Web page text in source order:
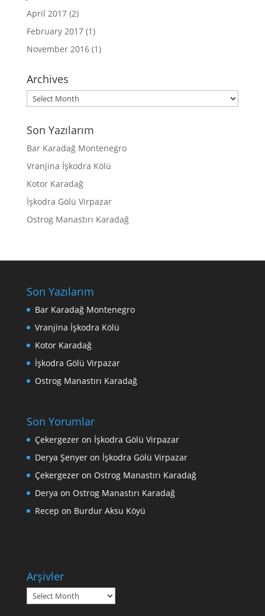
April 2017(2)
February 2017(1)
November 2016(1)
Archives
Archives
Son Yazılarım
Bar Karadağ Montenegro
Vranjina İşkodra Kölü
Kotor Karadağ
İşkodra Gölü Virpazar
Ostrog Manastırı Karadağ
Son Yazılarım
Bar Karadağ Montenegro
Vranjina İşkodra Kölü
Kotor Karadağ
İşkodra Gölü Virpazar
Ostrog Manastırı Karadağ
Son Yorumlar
Çekergezeron İşkodra Gölü Virpazar
Derya Şenyeron İşkodra Gölü Virpazar
Çekergezeron Ostrog Manastırı Karadağ
Derya on Ostrog Manastırı Karadağ
Recep on Burdur Aksu Köyü
Arşivler
Arşivler